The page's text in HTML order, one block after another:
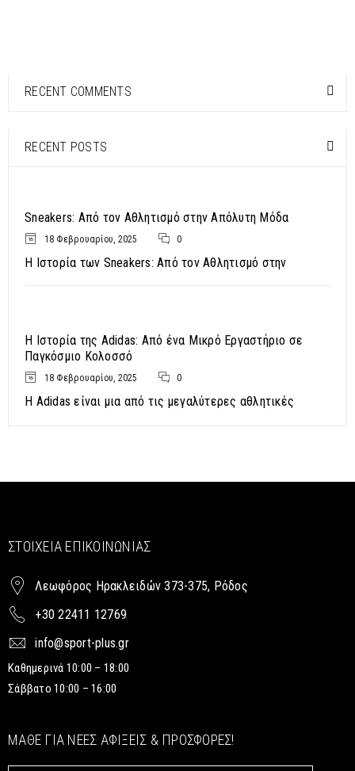
READ MORE
08 ΑΥΓ
0
21
ΑΠΡ
READ MORE
RECENT COMMENTS
RECENT POSTS
Sneakers: Από τον Αθλητισμό στην Απόλυτη Μόδα
18 Φεβρουαρίου, 2025 0
Η Ιστορία των Sneakers: Από τον Αθλητισμό στην
Η Ιστορία της Adidas: Από ένα Μικρό Εργαστήριο σε
Παγκόσμιο Κολοσσό
18 Φεβρουαρίου, 2025 0
Η Adidas είναι μια από τις μεγαλύτερες αθλητικές
ΣΤΟΙΧΕΊΑ ΕΠΙΚΟΙΝΩΝΊΑΣ
Λεωφόρος Ηρακλειδών 373-375, Ρόδος
+30 22411 12769
info@sport-plus.gr
Καθημερινά 10:00 – 18:00
Σάββατο 10:00 – 16:00
ΜΆΘΕ ΓΙΑ ΝΈΕΣ ΑΦΊΞΕΙΣ & ΠΡΟΣΦΟΡΈΣ!